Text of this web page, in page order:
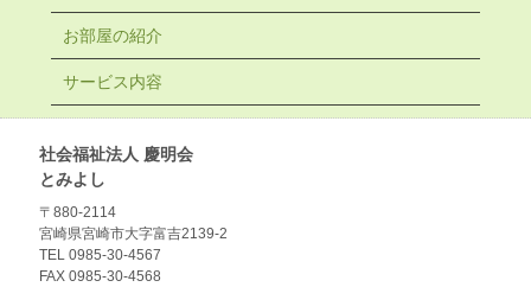
お部屋の紹介
サービス内容
社会福祉法人 慶明会
とみよし
〒880-2114
宮崎県宮崎市大字富吉2139-2
TEL 0985-30-4567
FAX 0985-30-4568